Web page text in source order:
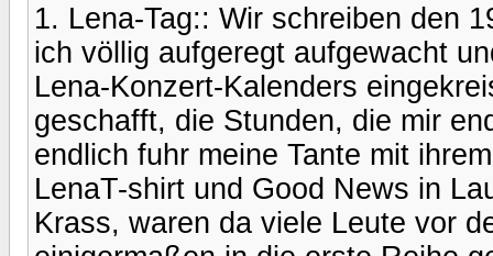
1. Lena-Tag:: Wir schreiben den
ich völlig aufgeregt aufgewacht
Lena-Konzert-Kalenders
geschafft, die Stunden, die mir
endlich fuhr meine Tante mit
LenaT-shirt und Good News in
Krass, waren da viele Leute vor